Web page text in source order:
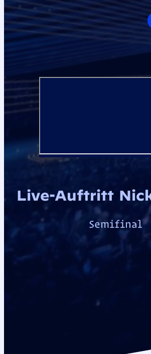
Live-Auftritt
Semifinal